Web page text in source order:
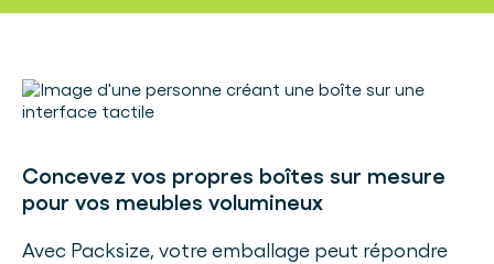
Concevez vos propres boîtes sur mesure
pour vos meubles volumineux
Avec Packsize, votre emballage peut répondre